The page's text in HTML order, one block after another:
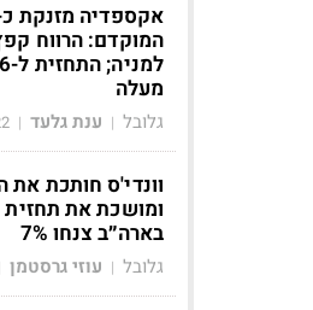
מעלה
גלובל | ענת גלעד |
וונדי'ס חותכת את
בארה״ב צנחו 7%
גלובל | עוזי גרסטמן